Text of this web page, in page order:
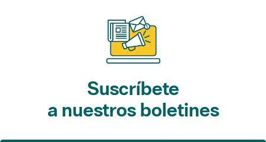
Suscríbete
a nuestros boletines